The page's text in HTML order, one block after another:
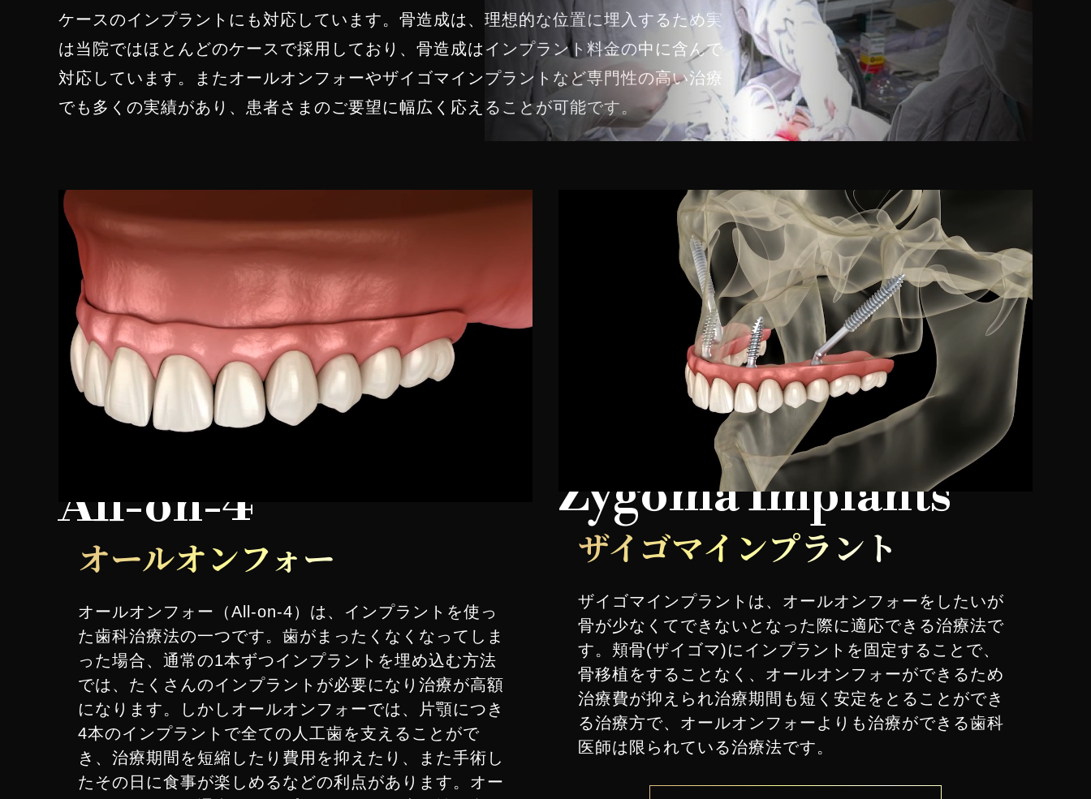
ケースのインプラントにも対応しています。骨造成は、理想的な位置に埋入するため実
は当院ではほとんどのケースで採用しており、骨造成はインプラント料金の中に含んで
対応しています。またオールオンフォーやザイゴマインプラントなど専門性の高い治療
でも多くの実績があり、患者さまのご要望に幅広く応えることが可能です。
All-on-4
オールオンフォー
オールオンフォー（All-on-4）は、インプラントを使っ
た歯科治療法の一つです。歯がまったくなくなってしま
った場合、通常の1本ずつインプラントを埋め込む方法
では、たくさんのインプラントが必要になり治療が高額
になります。しかしオールオンフォーでは、片顎につき
4本のインプラントで全ての人工歯を支えることがで
き、治療期間を短縮したり費用を抑えたり、また手術し
たその日に食事が楽しめるなどの利点があります。オー
Zygoma Implants
ザイゴマインプラント
ザイゴマインプラントは、オールオンフォーをしたいが
骨が少なくてできないとなった際に適応できる治療法で
す。頬骨(ザイゴマ)にインプラントを固定することで、
骨移植をすることなく、オールオンフォーができるため
治療費が抑えられ治療期間も短く安定をとることができ
る治療方で、オールオンフォーよりも治療ができる歯科
医師は限られている治療法です。